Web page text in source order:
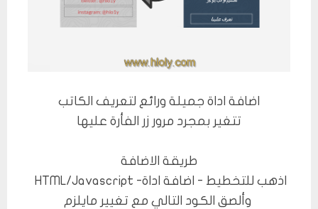
اضافة اداة جميلة ورائع لتعريف الكاتب
تتغير بمجرد مرور زر الفأرة عليها
طريقة الاضافة
اذهب للتخطيط - اضافة اداة- HTML/Javascript
وألصق الكود التالي مع تغيير مايلزم